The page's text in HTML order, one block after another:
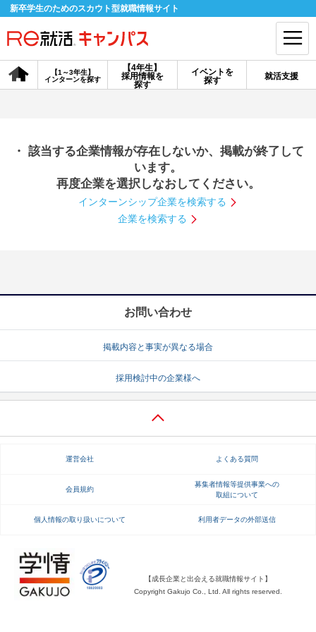
新卒学生のためのスカウト型就職情報サイト
【4年生】
採用情報を
探す
【1～3年生】
インターンを探す
イベントを
探す
就活支援
会員登録 ログイン
探す
【4年生】
説明会を探す
インターンを探す
就活ノウハウ・サポート
就活支援
就活ノウハウが満載！ お役立ち記事・相談室など
適職診断 就活チャンネル
・ 該当する企業情報が存在しないか、掲載が終了して
います。
再度企業を選択しなおしてください。
インターンシップ企業を検索する
企業を検索する
お問い合わせ
掲載内容と事実が異なる場合
採用検討中の企業様へ
運営会社 よくある質問
会員規約
募集者情報等提供事業への
取組について
個人情報の取り扱いについて 利用者データの外部送信
【成長企業と出会える就職情報サイト】
Copyright Gakujo Co., Ltd. All rights reserved.